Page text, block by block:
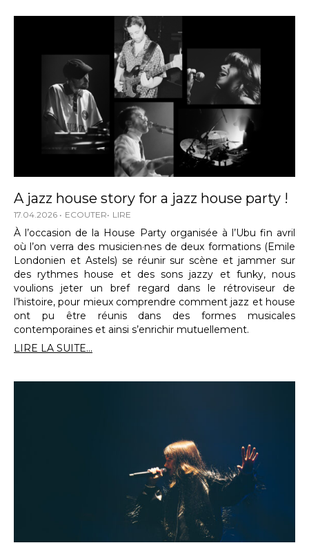
A jazz house story for a jazz house party !
17.04.2026 ECOUTER LIRE
À l’occasion de la House Party organisée à l’Ubu fin avril
où l’on verra des musicien·nes de deux formations (Emile
Londonien et Astels) se réunir sur scène et jammer sur
des rythmes house et des sons jazzy et funky, nous
voulions jeter un bref regard dans le rétroviseur de
l’histoire, pour mieux comprendre comment jazz et house
ont pu être réunis dans des formes musicales
contemporaines et ainsi s’enrichir mutuellement.
LIRE LA SUITE...